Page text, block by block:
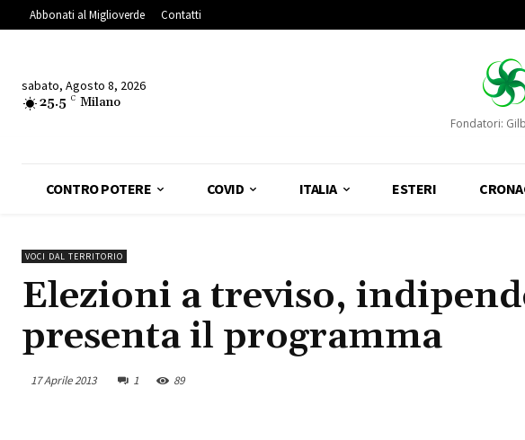
Abbonati al Miglioverde Contatti
sabato, Agosto 8, 2026
25.5 C Milano
Fondatori:
CONTRO POTERE COVID ITALIA ESTERI
VOCI DAL TERRITORIO
Elezioni a treviso,
presenta il programma
17 Aprile 2013 1 89